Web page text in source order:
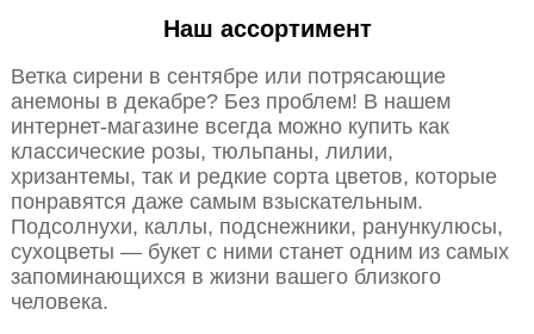
Наш ассортимент
Ветка сирени в сентябре или потрясающие
анемоны в декабре? Без проблем! В нашем
интернет-магазине всегда можно купить как
классические розы, тюльпаны, лилии,
хризантемы, так и редкие сорта цветов, которые
понравятся даже самым взыскательным.
Подсолнухи, каллы, подснежники, ранункулюсы,
сухоцветы — букет с ними станет одним из самых
запоминающихся в жизни вашего близкого
человека.